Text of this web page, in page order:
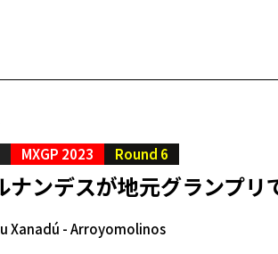
MXGP 2023 Round 6
ナンデスが地元グランプリ
Xanadú - Arroyomolinos